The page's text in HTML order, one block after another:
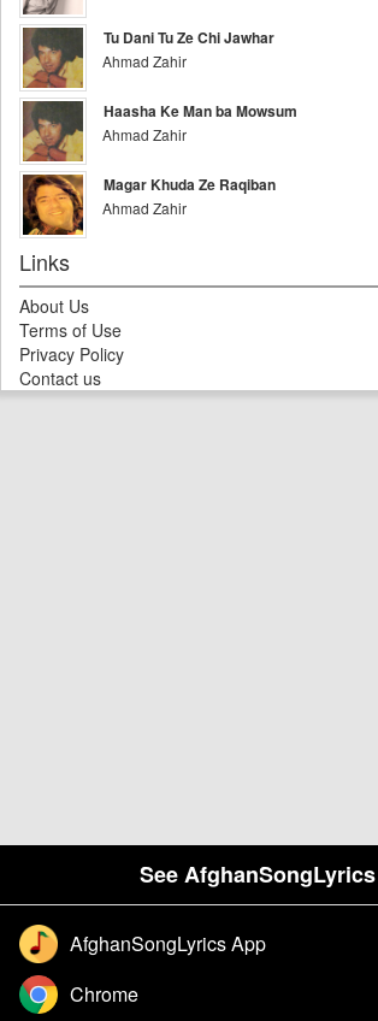
See
AfghanSongLyrics App
Chrome
Tu Dani Tu Ze Chi Jawhar
Ahmad Zahir
Haasha Ke Man ba Mowsum
Ahmad Zahir
Magar Khuda Ze Raqiban
Ahmad Zahir
Links
About Us
Terms of Use
Privacy Policy
Contact us
Designed and developed by Samim Wafa. Â©